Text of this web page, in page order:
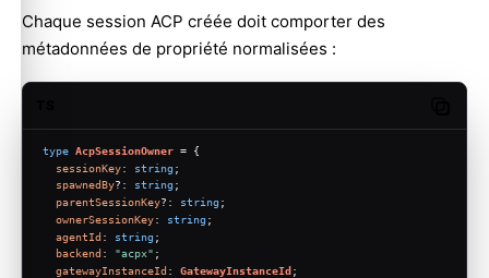
Chaque session ACP créée doit comporter des
métadonnées de propriété normalisées :
type AcpSessionOwner = {
sessionKey: string ;
spawnedBy?: string ;
parentSessionKey?: string ;
ownerSessionKey: string ;
agentId : string ;
backend : "acpx" ;
gatewayInstanceId : GatewayInstanceId;